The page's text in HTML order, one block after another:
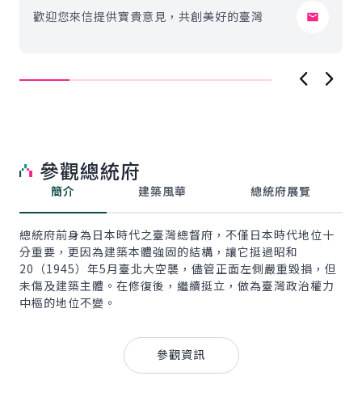
歡迎您來信提供寶貴意見，共創美好的臺灣
參觀總統府
簡介 建築風華 總統府展覽
總統府前身為日本時代之臺灣總督府，不僅日本時代地位十
分重要，更因為建築本體強固的結構，讓它挺過昭和
20（1945）年5月臺北大空襲，儘管正面左側嚴重毀損，但
未傷及建築主體。在修復後，繼續挺立，做為臺灣政治權力
中樞的地位不變。
參觀資訊